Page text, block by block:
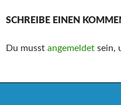
SCHREIBE EINEN
Du musst angemeldet sein,